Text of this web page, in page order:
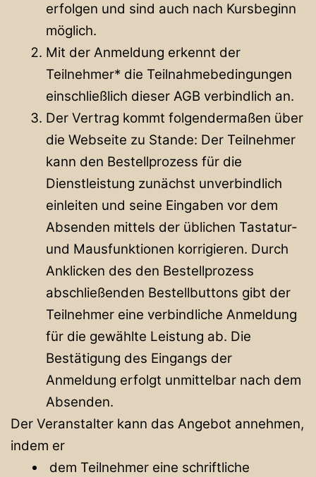
erfolgen und sind auch nach Kursbeginn
möglich.
Mit der Anmeldung erkennt der
Teilnehmer* die Teilnahmebedingungen
einschließlich dieser AGB verbindlich an.
Der Vertrag kommt folgendermaßen über
die Webseite zu Stande: Der Teilnehmer
kann den Bestellprozess für die
Dienstleistung zunächst unverbindlich
einleiten und seine Eingaben vor dem
Absenden mittels der üblichen Tastatur-
und Mausfunktionen korrigieren. Durch
Anklicken des den Bestellprozess
abschließenden Bestellbuttons gibt der
Teilnehmer eine verbindliche Anmeldung
für die gewählte Leistung ab. Die
Bestätigung des Eingangs der
Anmeldung erfolgt unmittelbar nach dem
Absenden.
Der Veranstalter kann das Angebot annehmen,
indem er
dem Teilnehmer eine schriftliche